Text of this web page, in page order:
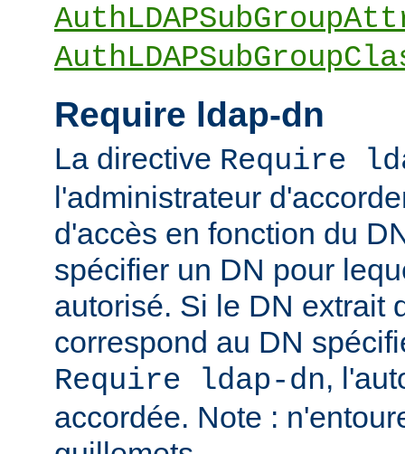
Require ldap-dn
La directive Require
l'administrateur
d'accès en fonction du
spécifier un DN pour
autorisé. Si le DN extrait
correspond au DN
Require ldap-dn,
accordée. Note :